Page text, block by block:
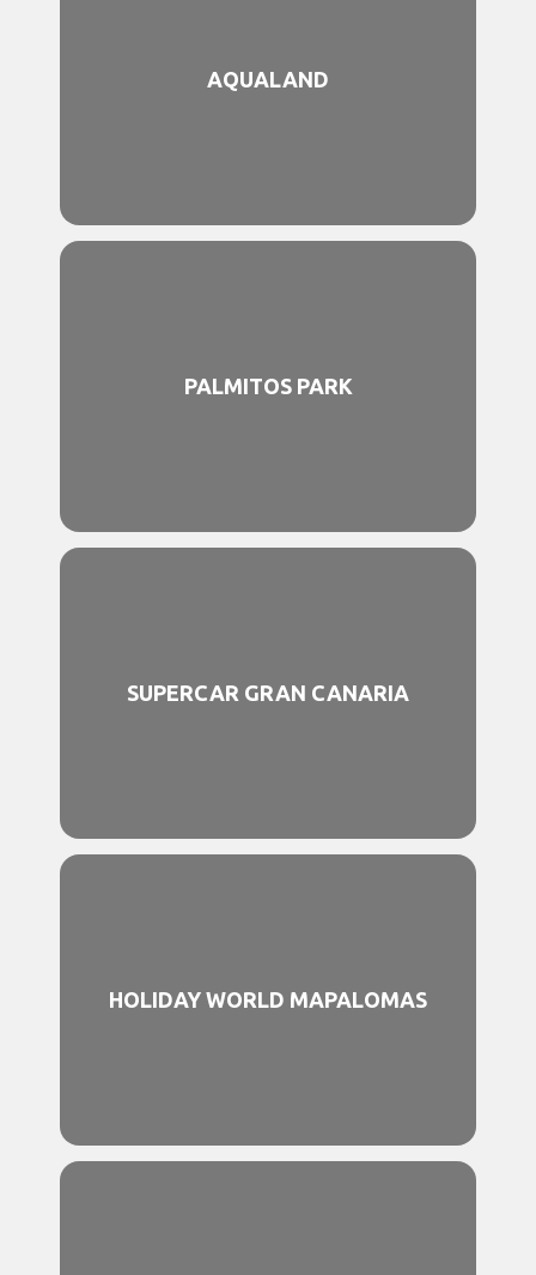
AQUALAND
PALMITOS PARK
SUPERCAR GRAN CANARIA
HOLIDAY WORLD MAPALOMAS